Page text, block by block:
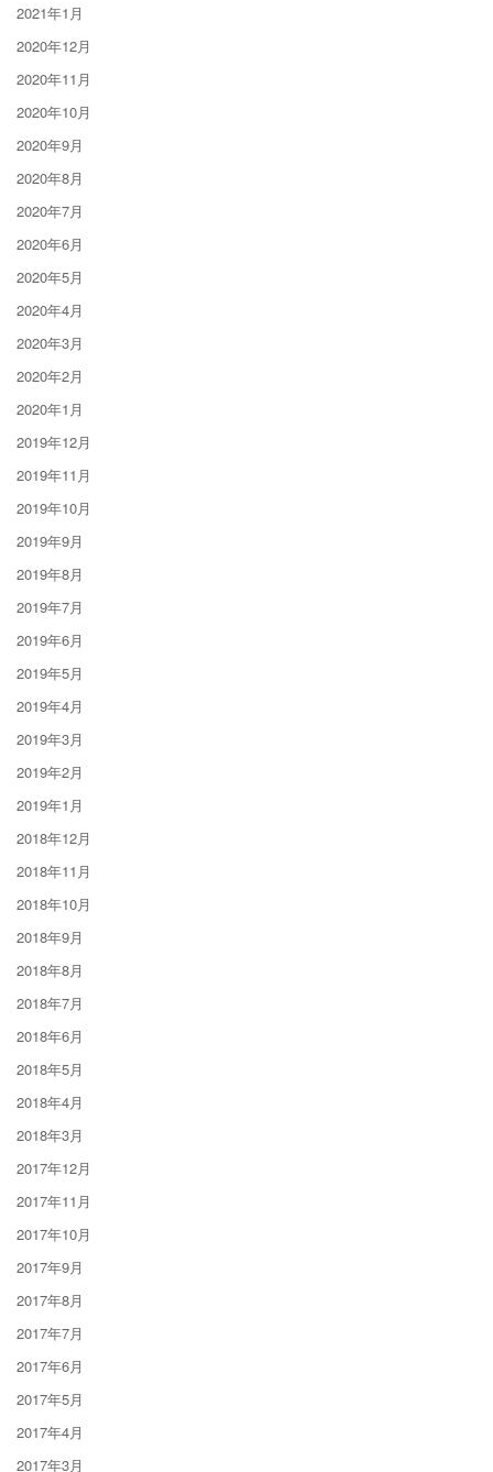
2021年1月
2020年12月
2020年11月
2020年10月
2020年9月
2020年8月
2020年7月
2020年6月
2020年5月
2020年4月
2020年3月
2020年2月
2020年1月
2019年12月
2019年11月
2019年10月
2019年9月
2019年8月
2019年7月
2019年6月
2019年5月
2019年4月
2019年3月
2019年2月
2019年1月
2018年12月
2018年11月
2018年10月
2018年9月
2018年8月
2018年7月
2018年6月
2018年5月
2018年4月
2018年3月
2017年12月
2017年11月
2017年10月
2017年9月
2017年8月
2017年7月
2017年6月
2017年5月
2017年4月
2017年3月